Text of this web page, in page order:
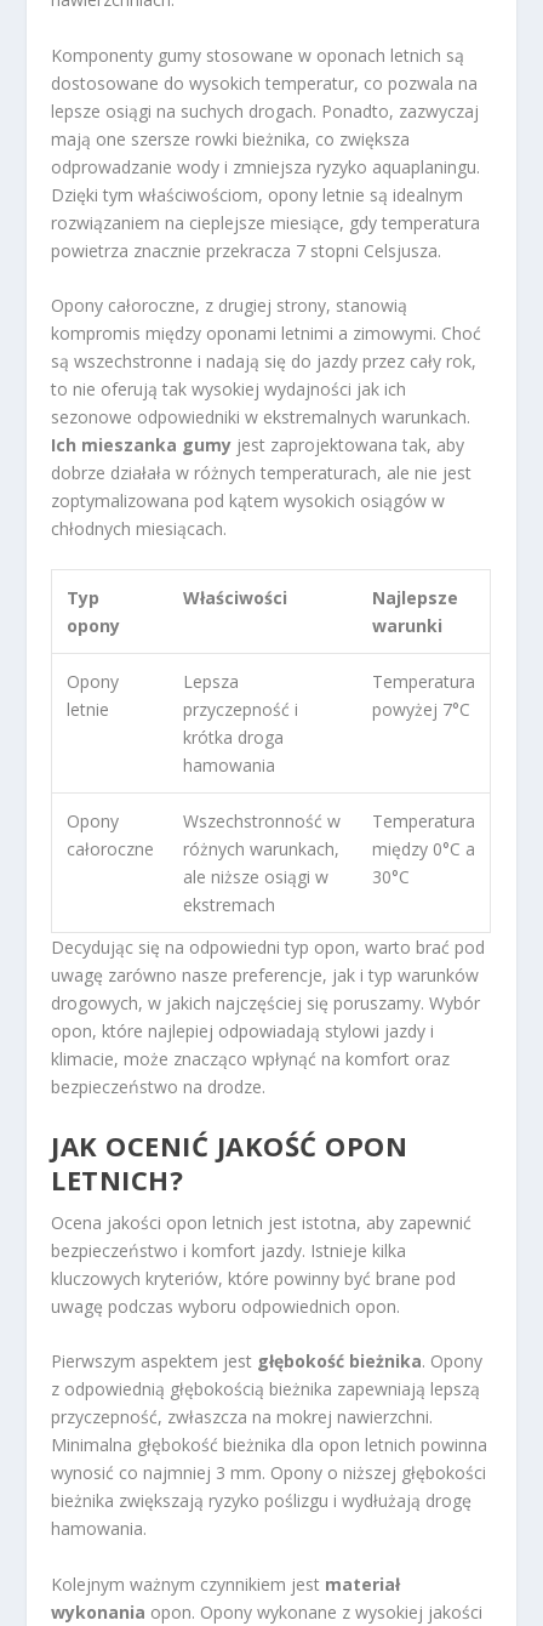
Komponenty gumy stosowane w oponach letnich są
dostosowane do wysokich temperatur, co pozwala na
lepsze osiągi na suchych drogach. Ponadto, zazwyczaj
mają one szersze rowki bieżnika, co zwiększa
odprowadzanie wody i zmniejsza ryzyko aquaplaningu.
Dzięki tym właściwościom, opony letnie są idealnym
rozwiązaniem na cieplejsze miesiące, gdy temperatura
powietrza znacznie przekracza 7 stopni Celsjusza.
Opony całoroczne, z drugiej strony, stanowią
kompromis między oponami letnimi a zimowymi. Choć
są wszechstronne i nadają się do jazdy przez cały rok,
to nie oferują tak wysokiej wydajności jak ich
sezonowe odpowiedniki w ekstremalnych warunkach.
Ich mieszanka gumy jest zaprojektowana tak, aby
dobrze działała w różnych temperaturach, ale nie jest
zoptymalizowana pod kątem wysokich osiągów w
chłodnych miesiącach.
Typ
opony
Właściwości
Najlepsze
warunki
Opony
letnie
Lepsza
przyczepność i
krótka droga
hamowania
Temperatura
powyżej 7°C
Opony
całoroczne
Wszechstronność w
różnych warunkach,
ale niższe osiągi w
ekstremach
Temperatura
między 0°C a
30°C
Decydując się na odpowiedni typ opon, warto brać pod
uwagę zarówno nasze preferencje, jak i typ warunków
drogowych, w jakich najczęściej się poruszamy. Wybór
opon, które najlepiej odpowiadają stylowi jazdy i
klimacie, może znacząco wpłynąć na komfort oraz
bezpieczeństwo na drodze.
JAK OCENIĆ JAKOŚĆ OPON
LETNICH?
Ocena jakości opon letnich jest istotna, aby zapewnić
bezpieczeństwo i komfort jazdy. Istnieje kilka
kluczowych kryteriów, które powinny być brane pod
uwagę podczas wyboru odpowiednich opon.
Pierwszym aspektem jest głębokość bieżnika. Opony
z odpowiednią głębokością bieżnika zapewniają lepszą
przyczepność, zwłaszcza na mokrej nawierzchni.
Minimalna głębokość bieżnika dla opon letnich powinna
wynosić co najmniej 3 mm. Opony o niższej głębokości
bieżnika zwiększają ryzyko poślizgu i wydłużają drogę
hamowania.
Kolejnym ważnym czynnikiem jest materiał
wykonania opon. Opony wykonane z wysokiej jakości